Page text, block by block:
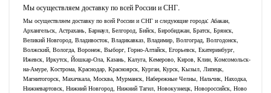
Мы осуществляем доставку по всей России и СНГ.
Мы осуществляем доставку по всей России и СНГ и следующие города: Абакан,
Архангельск, Астрахань, Барнаул, Белгород, Бийск, Биробиджан, Братск, Брянск,
Великий Новгород, Владивосток, Владикавказ, Владимир, Волгоград, Волгодонск,
Волжский, Вологда, Воронеж, Выборг, Горно-Алтайск, Егорьевск, Екатеринбург,
Ижевск, Иркутск, Йошкар-Ола, Казань, Калуга, Кемерово, Киров, Клин, Комсомольск-
на-Амуре, Кострома, Краснодар, Красноярск, Курган, Курск, Кызыл, Липецк,
Магнитогорск, Махачкала, Москва, Мурманск, Набережные Челны, Нальчик, Находка,
Нижневартовск, Нижний Новгород, Нижний Тагил, Новокузнецк, Новороссийск, Ново